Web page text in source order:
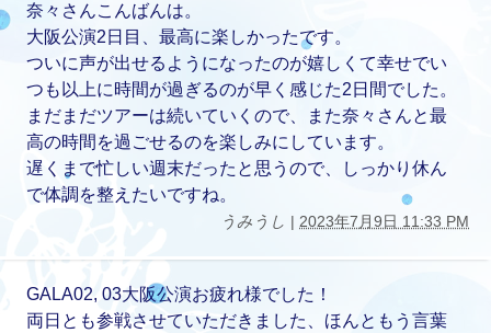
奈々さんこんばんは。
大阪公演2日目、最高に楽しかったです。
ついに声が出せるようになったのが嬉しくて幸せでい
つも以上に時間が過ぎるのが早く感じた2日間でした。
まだまだツアーは続いていくので、また奈々さんと最
高の時間を過ごせるのを楽しみにしています。
遅くまで忙しい週末だったと思うので、しっかり休ん
で体調を整えたいですね。
うみうし | 2023年7月9日 11:33 PM
GALA02, 03大阪公演お疲れ様でした！
両日とも参戦させていただきました、ほんともう言葉